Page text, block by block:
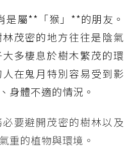
是屬**「猴」**的朋友。
茂密的地方往往是陰氣
多棲息於樹木繁茂的環
在鬼月特別容易受到影
身體不適的情況。
要避開茂密的樹林以及
重的植物與環境。